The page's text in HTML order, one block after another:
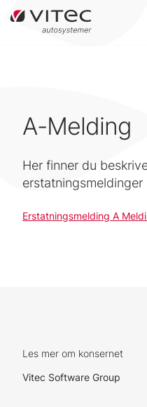
A-Melding
Her finner du
erstatningsmeldinger
Erstatningsmelding A
Les mer om konsernet
Vitec Software Group